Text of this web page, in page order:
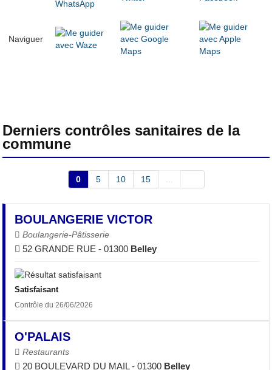
Naviguer
Derniers contrôles sanitaires de la
commune
0 5 10 15
BOULANGERIE VICTOR
Boulangerie-Pâtisserie
52 GRANDE RUE - 01300 Belley
Satisfaisant
Contrôle du 26/06/2026
O'PALAIS
Restaurants
20 BOULEVARD DU MAIL - 01300 Belley